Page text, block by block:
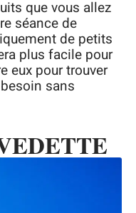
que vous allez
séance de
de petits
plus facile pour
eux pour trouver
sans